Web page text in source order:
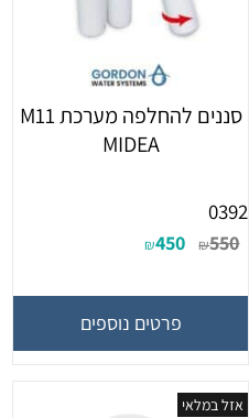
סננים להחלפה מערכת M11
MIDEA
0392
₪550
₪450
פרטים נוספים
אזל במלאי